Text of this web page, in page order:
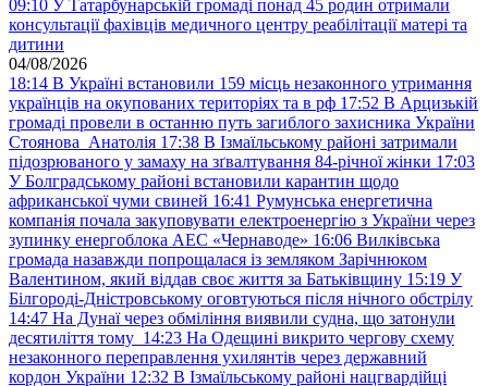
09:10 У Татарбунарській громаді понад 45 родин отримали
консультації фахівців медичного центру реабілітації матері та
дитини
04/08/2026
18:14 В Україні встановили 159 місць незаконного утримання
українців на окупованих територіях та в рф 17:52 В Арцизькій
громаді провели в останню путь загиблого захисника України
Стоянова Анатолія 17:38 В Ізмаїльському районі затримали
підозрюваного у замаху на зґвалтування 84-річної жінки 17:03
У Болградському районі встановили карантин щодо
африканської чуми свиней 16:41 Румунська енергетична
компанія почала закуповувати електроенергію з України через
зупинку енергоблока АЕС «Чернаводе» 16:06 Вилківська
громада назавжди попрощалася із земляком Зарічнюком
Валентином, який віддав своє життя за Батьківщину 15:19 У
Білгороді-Дністровському оговтуються після нічного обстрілу
14:47 На Дунаї через обміління виявили судна, що затонули
десятиліття тому 14:23 На Одещині викрито чергову схему
незаконного переправлення ухилянтів через державний
кордон України 12:32 В Ізмаїльському районі нацгвардійці